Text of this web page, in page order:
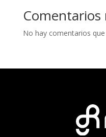
Comentarios
No hay comentarios